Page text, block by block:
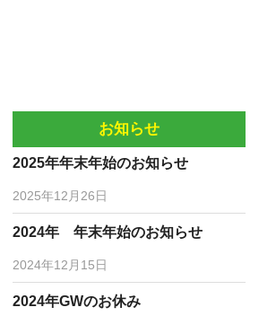
お知らせ
2025年年末年始のお知らせ
2025年12月26日
2024年 年末年始のお知らせ
2024年12月15日
2024年GWのお休み